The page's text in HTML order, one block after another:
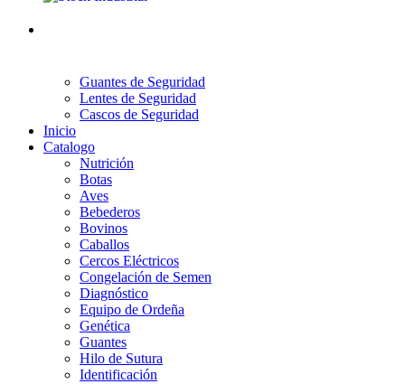
Guantes de Seguridad
Lentes de Seguridad
Cascos de Seguridad
Inicio
Catalogo
Nutrición
Botas
Aves
Bebederos
Bovinos
Caballos
Cercos Eléctricos
Congelación de Semen
Diagnóstico
Equipo de Ordeña
Genética
Guantes
Hilo de Sutura
Identificación